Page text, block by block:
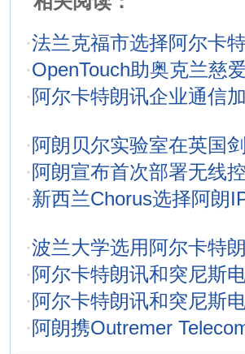
·法兰克福市选择阿尔卡
·OpenTouch助奥克兰慈
· 阿尔卡特朗讯企业通信
· 阿朗贝尔实验室在英国
· 阿朗宣布首次部署无线
·新西兰Chorus选择阿朗
·波兰大学选用阿尔卡特
· 阿尔卡特朗讯和突尼斯
· 阿尔卡特朗讯和突尼斯
· 阿朗携Outremer